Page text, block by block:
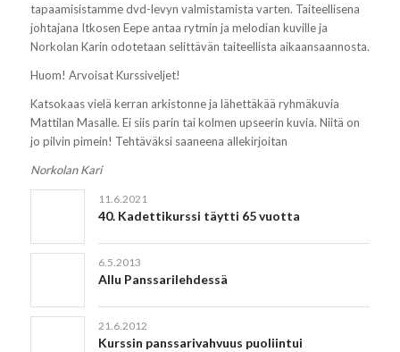
tapaamisistamme dvd-levyn valmistamista varten. Taiteellisena
johtajana Itkosen Eepe antaa rytmin ja melodian kuville ja
Norkolan Karin odotetaan selittävän taiteellista aikaansaannosta.
Huom! Arvoisat Kurssiveljet!
Katsokaas vielä kerran arkistonne ja lähettäkää ryhmäkuvia
Mattilan Masalle. Ei siis parin tai kolmen upseerin kuvia. Niitä on
jo pilvin pimein! Tehtäväksi saaneena allekirjoitan
Norkolan Kari
11.6.2021
40. Kadettikurssi täytti 65 vuotta
6.5.2013
Allu Panssarilehdessä
21.6.2012
Kurssin panssarivahvuus puoliintui